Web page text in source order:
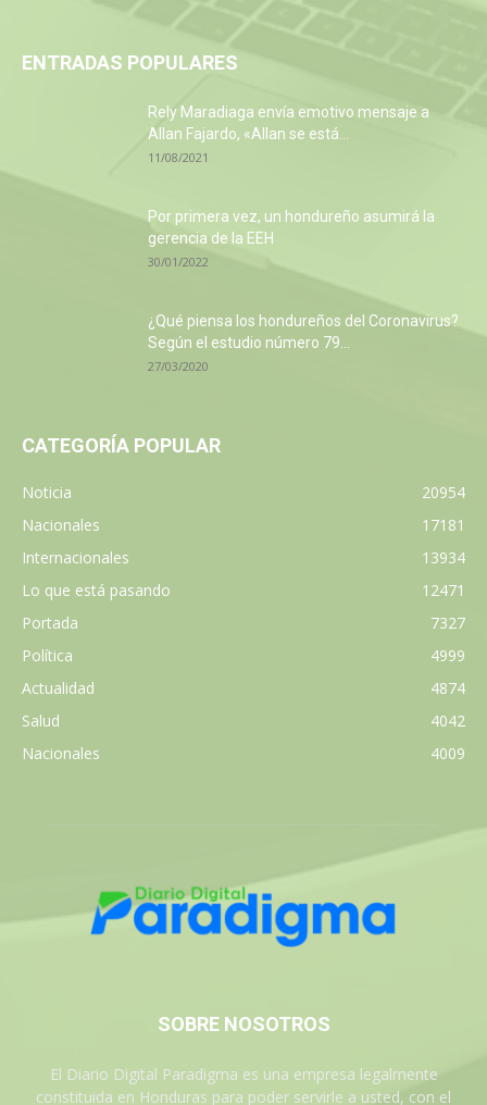
ENTRADAS POPULARES
Rely Maradiaga envía emotivo mensaje a
Allan Fajardo, «Allan se está...
11/08/2021
Por primera vez, un hondureño asumirá la
gerencia de la EEH
30/01/2022
¿Qué piensa los hondureños del Coronavirus?
Según el estudio número 79...
27/03/2020
CATEGORÍA POPULAR
Noticia
20954
Nacionales
17181
Internacionales
13934
Lo que está pasando
12471
Portada
7327
Política
4999
Actualidad
4874
Salud
4042
Nacionales
4009
SOBRE NOSOTROS
El Diario Digital Paradigma es una empresa legalmente
constituida en Honduras para poder servirle a usted, con el